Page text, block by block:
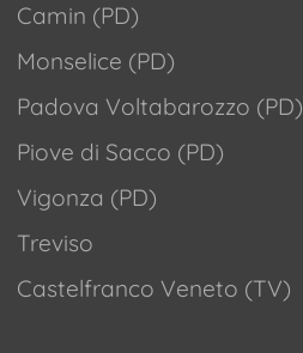
Camin (PD)
Monselice (PD)
Padova Voltabarozzo (PD)
Piove di Sacco (PD)
Vigonza (PD)
Treviso
Castelfranco Veneto (TV)